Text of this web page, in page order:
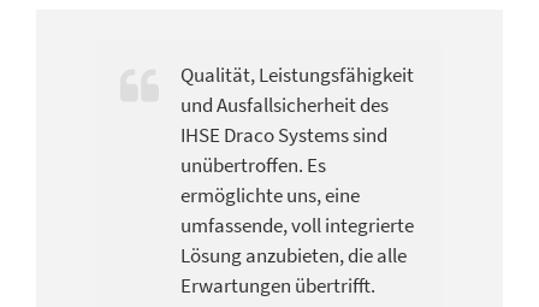
Qualität, Leistungsfähigkeit
und Ausfallsicherheit des
IHSE Draco Systems sind
unübertroffen. Es
ermöglichte uns, eine
umfassende, voll integrierte
Lösung anzubieten, die alle
Erwartungen übertrifft.